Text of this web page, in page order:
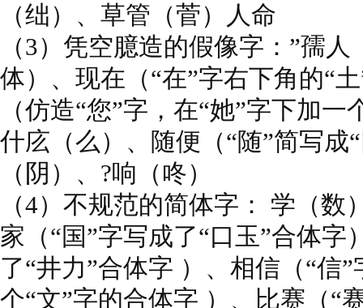
（绌）、草管（菅）人命
（3）凭空臆造的假像字：”孺人
体）、现在（“在”字右下角的“
（仿造“您”字，在“她”字下加
什庅（么）、随便（“随”简写成
（阴）、?响（咚）
（4）不规范的简体字： 学（数
家（“国”字写成了“口玉”合体字
了“井力”合体字 ）、相信（“信
个“文”字的合体字 ）、比赛（“